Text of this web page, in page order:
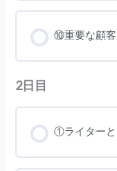
⑩重要な顧客
2日目
①ライターと